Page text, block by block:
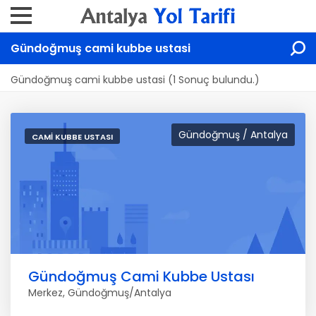
Gündoğmuş cami kubbe ustasi
Gündoğmuş cami kubbe ustasi (1 Sonuç bulundu.)
Gündoğmuş / Antalya
CAMI KUBBE USTASI
Gündoğmuş Cami Kubbe Ustası
Merkez, Gündoğmuş/Antalya